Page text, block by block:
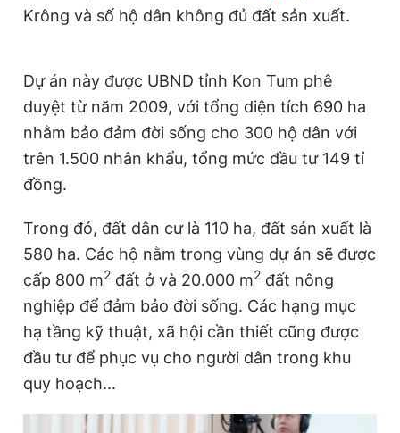
Krông và số hộ dân không đủ đất sản xuất.
Dự án này được UBND tỉnh Kon Tum phê
duyệt từ năm 2009, với tổng diện tích 690 ha
nhằm bảo đảm đời sống cho 300 hộ dân với
trên 1.500 nhân khẩu, tổng mức đầu tư 149 tỉ
đồng.
Trong đó, đất dân cư là 110 ha, đất sản xuất là
580 ha. Các hộ nằm trong vùng dự án sẽ được
cấp 800 m2 đất ở và 20.000 m2 đất nông
nghiệp để đảm bảo đời sống. Các hạng mục
hạ tầng kỹ thuật, xã hội cần thiết cũng được
đầu tư để phục vụ cho người dân trong khu
quy hoạch...